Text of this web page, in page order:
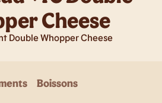
Cheese
Double Whopper Cheese
Boissons